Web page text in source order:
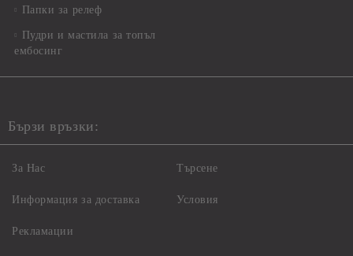
Папки за релеф
Пудри и мастила за топъл
ембосинг
Бързи връзки:
За Нас
Информация за доставка
Рекламации
Търсене
Условия